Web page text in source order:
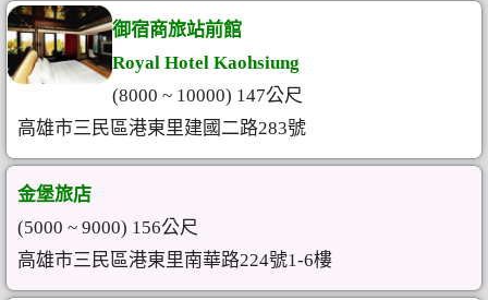
御宿商旅站前館
Royal Hotel Kaohsiung
(8000 ~ 10000) 147公尺
高雄市三民區港東里建國二路283號
金堡旅店
(5000 ~ 9000) 156公尺
高雄市三民區港東里南華路224號1-6樓